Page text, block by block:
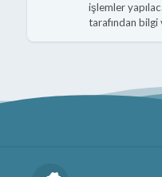
işlemler
tarafından